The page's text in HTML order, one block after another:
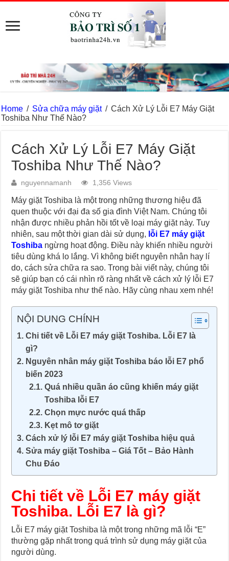
Home / Sửa chữa máy giặt / Cách Xử Lý Lỗi E7 Máy Giặt
Toshiba Như Thế Nào?
Cách Xử Lý Lỗi E7 Máy Giặt
Toshiba Như Thế Nào?
nguyennamanh 1,356 Views
Máy giặt Toshiba là một trong những thương hiệu đã
quen thuộc với đại đa số gia đình Việt Nam. Chúng tôi
nhận được nhiều phản hồi tốt về loại máy giặt này. Tuy
nhiên, sau một thời gian dài sử dụng, lỗi E7 máy giặt
Toshiba ngừng hoạt động. Điều này khiến nhiều người
tiêu dùng khá lo lắng. Vì không biết nguyên nhân hay lí
do, cách sửa chữa ra sao. Trong bài viết này, chúng tôi
sẽ giúp bạn có cái nhìn rõ ràng nhất về cách xử lý lỗi E7
máy giặt Toshiba như thế nào. Hãy cùng nhau xem nhé!
NỘI DUNG CHÍNH
Chi tiết về Lỗi E7 máy giặt Toshiba. Lỗi E7 là
gì?
Nguyên nhân máy giặt Toshiba báo lỗi E7 phổ
biến 2023
Quá nhiều quần áo cũng khiến máy giặt
Toshiba lỗi E7
Chọn mực nước quá thấp
Kẹt mô tơ giặt
Cách xử lý lỗi E7 máy giặt Toshiba hiệu quả
Sửa máy giặt Toshiba – Giá Tốt – Bảo Hành
Chu Đáo
Chi tiết về Lỗi E7 máy giặt
Toshiba. Lỗi E7 là gì?
Lỗi E7 máy giặt Toshiba là một trong những mã lỗi “E”
thường gặp nhất trong quá trình sử dụng máy giặt của
người dùng.